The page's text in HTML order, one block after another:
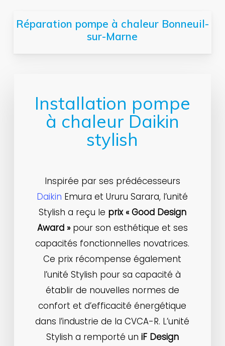
Réparation pompe à chaleur Bonneuil-
sur-Marne
Installation pompe
à chaleur Daikin
stylish
Inspirée par ses prédécesseurs
Daikin Emura et Ururu Sarara, l’unité
Stylish a reçu le prix « Good Design
Award » pour son esthétique et ses
capacités fonctionnelles novatrices.
Ce prix récompense également
l’unité Stylish pour sa capacité à
établir de nouvelles normes de
confort et d’efficacité énergétique
dans l’industrie de la CVCA-R. L’unité
Stylish a remporté un iF Design